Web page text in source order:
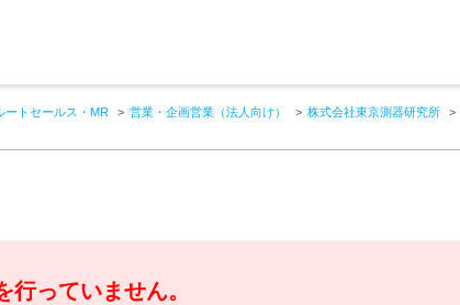
ートセールス・MR 営業・企画営業（法人向け） 株式会社東京測器研究所
行っていません。